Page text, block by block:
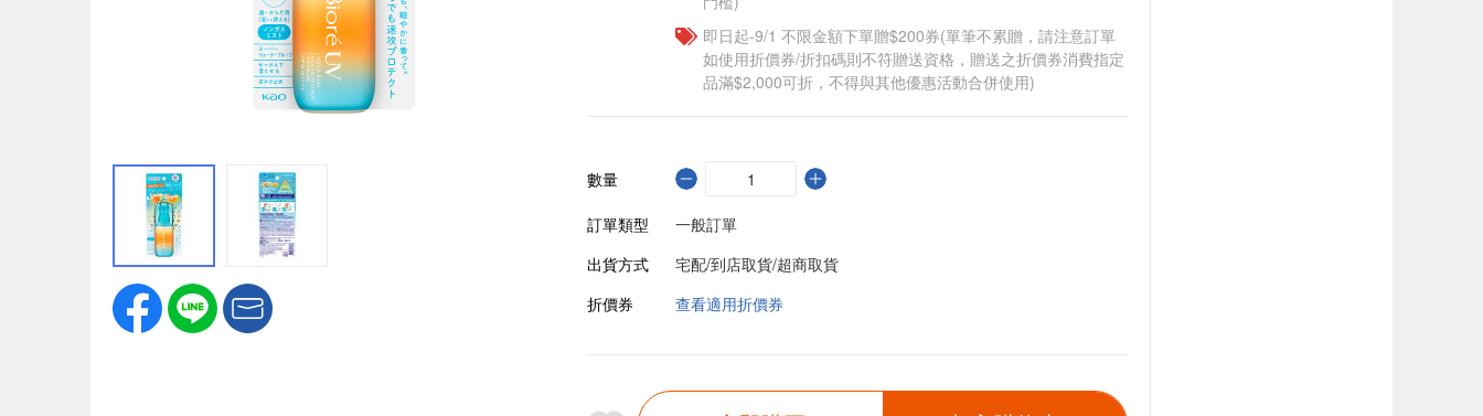
即日起-9/1 不限金額下單贈$200券(單筆不累贈，請注意訂單
如使用折價券/折扣碼則不符贈送資格，贈送之折價券消費指定
品滿$2,000可折，不得與其他優惠活動合併使用)
數量
訂單類型
一般訂單
出貨方式
宅配/到店取貨/超商取貨
折價券
查看適用折價券